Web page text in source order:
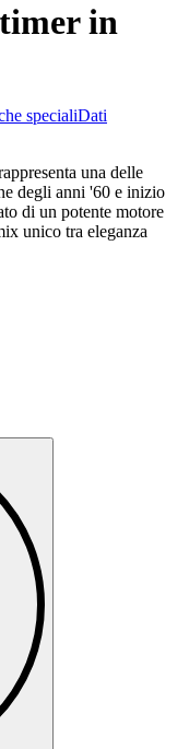
in
specialiDati
una delle
degli anni '60 e inizio
di un potente motore
unico tra eleganza